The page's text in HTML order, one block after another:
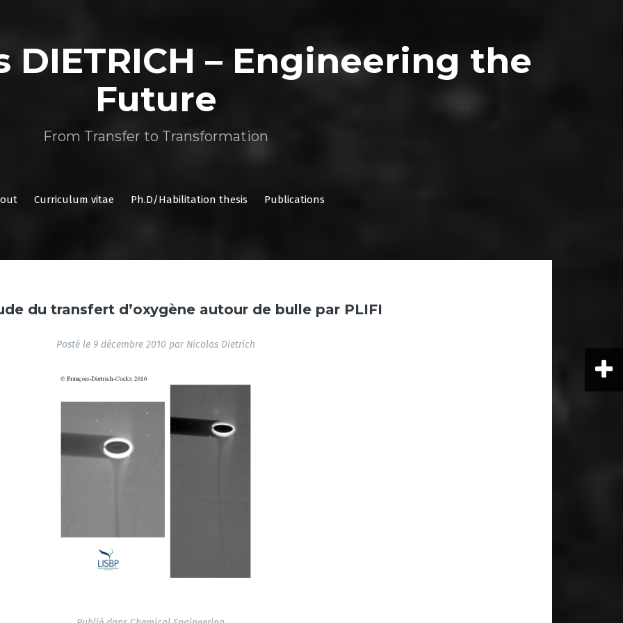
DIETRICH – Engineering the
Future
From Transfer to Transformation
Curriculum vitae Ph.D/Habilitation thesis Publications
du transfert d’oxygène autour de bulle par PLIFI
Posté le 9 décembre 2010 par Nicolas Dietrich